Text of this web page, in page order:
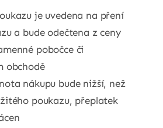
je uvedena na pření
a bude odečtena z ceny
pobočce či
obchodě
nákupu bude nižší, než
poukazu, přeplatek